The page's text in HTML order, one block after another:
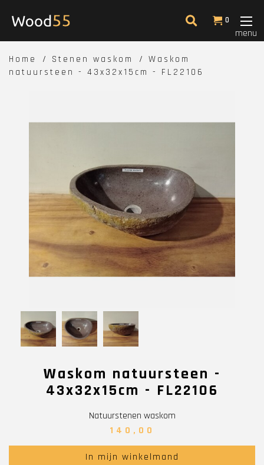
0
menu
Home Stenen waskom
Waskom
natuursteen - 43x32x15cm - FL22106
Waskom natuursteen -
43x32x15cm - FL22106
Natuurstenen waskom
140,00
In mijn winkelmand